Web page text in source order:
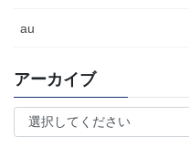
au
アーカイブ